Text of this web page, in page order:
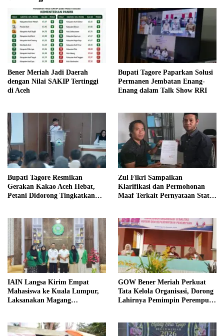
Bener Meriah Jadi Daerah
dengan Nilai SAKIP Tertinggi
di Aceh
Bupati Tagore Paparkan Solusi
Permanen Jembatan Enang-
Enang dalam Talk Show RRI
Bupati Tagore Resmikan
Gerakan Kakao Aceh Hebat,
Petani Didorong Tingkatkan
Zul Fikri Sampaikan
Klarifikasi dan Permohonan
Maaf Terkait Pernyataan Status
IAIN Langsa Kirim Empat
Mahasiswa ke Kuala Lumpur,
Laksanakan Magang
GOW Bener Meriah Perkuat
Tata Kelola Organisasi, Dorong
Lahirnya Pemimpin Perempuan